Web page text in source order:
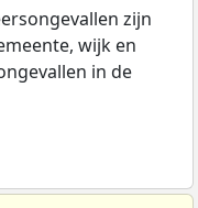
zijn
wijk en
in de